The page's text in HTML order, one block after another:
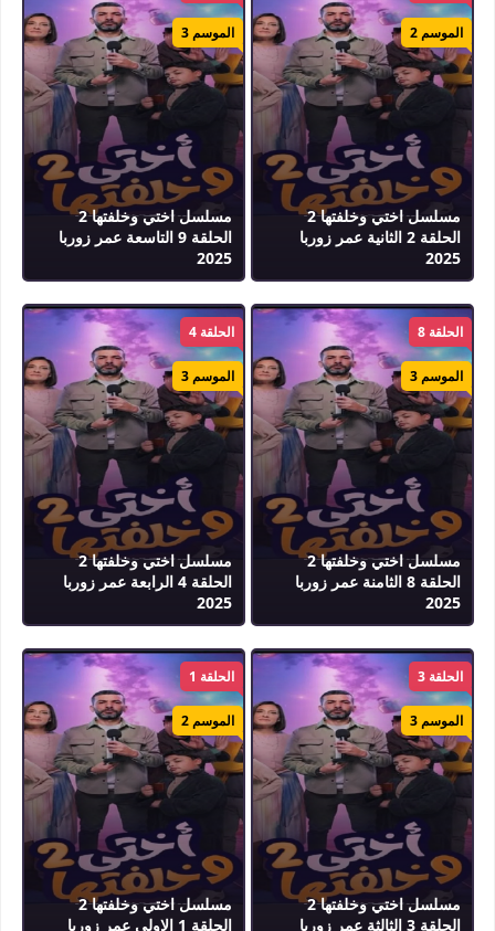
مسلسل اختي وخلفتها 2
الحلقة 2 الثانية عمر زوربا
2025
الموسم 2
مسلسل اختي وخلفتها 2
الحلقة 9 التاسعة عمر زوربا
2025
الموسم 3
مسلسل اختي وخلفتها 2
الحلقة 8 الثامنة عمر زوربا
2025
الحلقة 8
الموسم 3
مسلسل اختي وخلفتها 2
الحلقة 4 الرابعة عمر زوربا
2025
الحلقة 4
الموسم 3
مسلسل اختي وخلفتها 2
الحلقة 3 الثالثة عمر زوربا
الحلقة 3
الموسم 3
مسلسل اختي وخلفتها 2
الحلقة 1 الاولى عمر زوربا
الحلقة 1
الموسم 2